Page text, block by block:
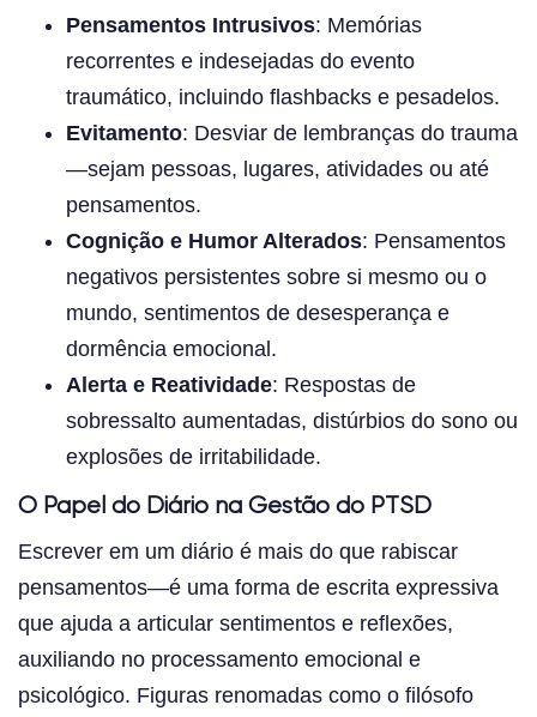
Pensamentos Intrusivos: Memórias
recorrentes e indesejadas do evento
traumático, incluindo flashbacks e pesadelos.
Evitamento: Desviar de lembranças do trauma
—sejam pessoas, lugares, atividades ou até
pensamentos.
Cognição e Humor Alterados: Pensamentos
negativos persistentes sobre si mesmo ou o
mundo, sentimentos de desesperança e
dormência emocional.
Alerta e Reatividade: Respostas de
sobressalto aumentadas, distúrbios do sono ou
explosões de irritabilidade.
O Papel do Diário na Gestão do PTSD
Escrever em um diário é mais do que rabiscar
pensamentos—é uma forma de escrita expressiva
que ajuda a articular sentimentos e reflexões,
auxiliando no processamento emocional e
psicológico. Figuras renomadas como o filósofo